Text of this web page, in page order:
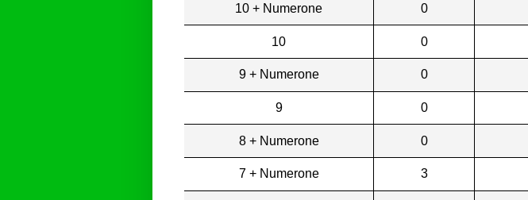
10 + Numerone 0
10 0
9 + Numerone 0
9 0
8 + Numerone 0
7 + Numerone 3